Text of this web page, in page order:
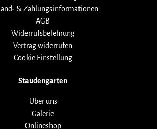
& Zahlungsinformationen
AGB
Widerrufsbelehrung
Vertrag widerrufen
Cookie Einstellung
Staudengarten
Über uns
Galerie
Onlineshop